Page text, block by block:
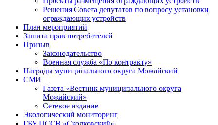
Решения Совета депутатов по вопросу установки
ограждающих устройств
План мероприятий
Защита прав потребителей
Призыв
Законодательство
Военная служба «По контракту»
Награды муниципального округа Можайский
СМИ
Газета «Вестник муниципального округа
Можайский»
Сетевое издание
Экологический мониторинг
ГБУ ЦССВ «Сколковский»